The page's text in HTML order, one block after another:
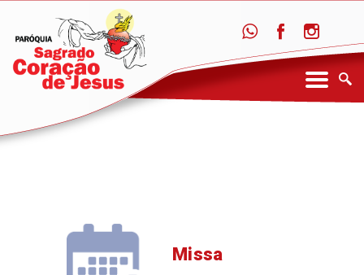
Missa